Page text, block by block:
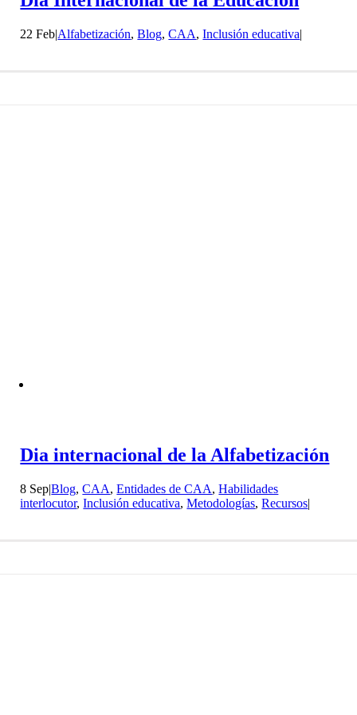
22 Feb|Alfabetización,Blog,CAA,Inclusión educativa|
Dia internacional de la Alfabetización
8 Sep|Blog,CAA,Entidades de CAA,Habilidades
interlocutor,Inclusión educativa,Metodologías,Recursos|